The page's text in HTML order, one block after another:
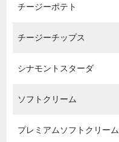
チージーポテト
チージーチップス
シナモントスターダ
ソフトクリーム
プレミアムソフトクリーム